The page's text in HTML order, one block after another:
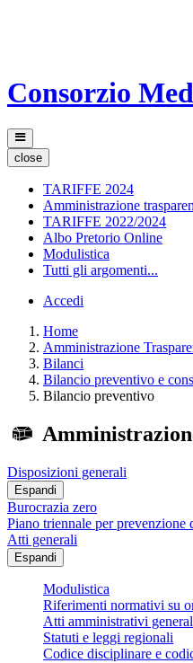
Consorzio
close
TARIFFE 2024
Amministrazione
TARIFFE 2022/2024
Albo Pretorio Online
Modulistica
Tutti gli argomenti...
Accedi
Home
Amministrazione
Bilanci
Bilancio preventivo e
Bilancio preventivo
Disposizioni generali
Espandi
Burocrazia zero
Piano triennale per prevenzione
Atti generali
Espandi
Modulistica
Riferimenti normativi su
Atti amministrativi
Statuti e leggi regionali
Codice disciplinare e